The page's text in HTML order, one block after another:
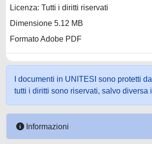
Licenza: Tutti i diritti riservati
Dimensione 5.12 MB
Formato Adobe PDF
I documenti in UNITESI sono protetti
tutti i diritti sono riservati, salvo diversa
Informazioni